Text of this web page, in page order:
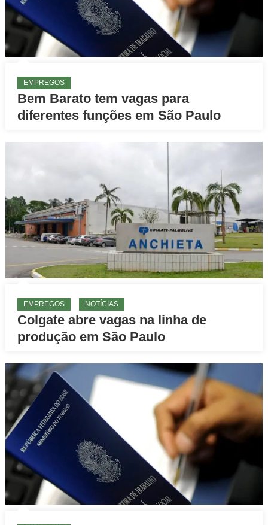
EMPREGOS
Bem Barato tem vagas para
diferentes funções em São Paulo
EMPREGOS NOTÍCIAS
Colgate abre vagas na linha de
produção em São Paulo